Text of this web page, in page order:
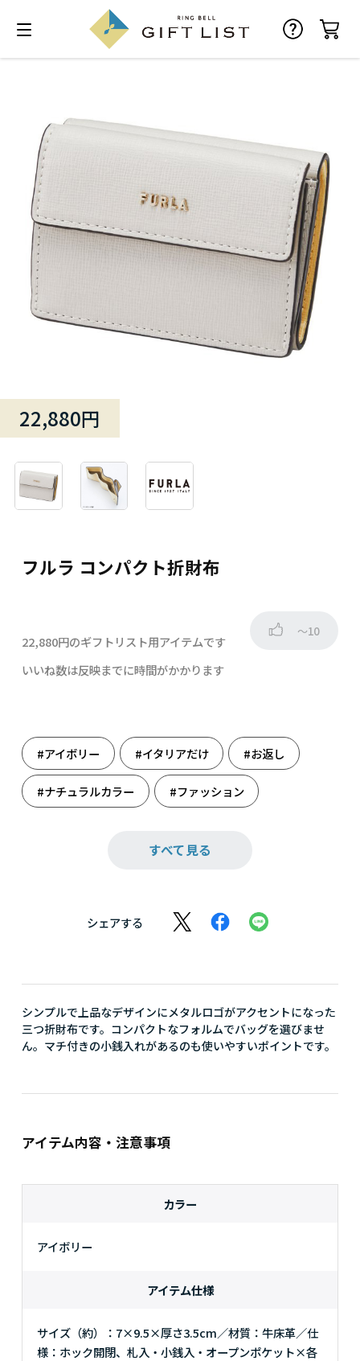
フルラ コンパクト折財布
22,880円
22,880円のギフトリスト用アイテムです
～10
いいね数は反映までに時間がかかります
#アイボリー #イタリアだけ #お返し
#ナチュラルカラー #ファッション
すべて見る
シェアする
シンプルで上品なデザインにメタルロゴがアクセントになった
三つ折財布です。コンパクトなフォルムでバッグを選びませ
ん。マチ付きの小銭入れがあるのも使いやすいポイントです。
アイテム内容・注意事項
カラー
アイボリー
アイテム仕様
サイズ（約）：7×9.5×厚さ3.5cm／材質：牛床革／仕
様：ホック開閉、札入・小銭入・オープンポケット×各